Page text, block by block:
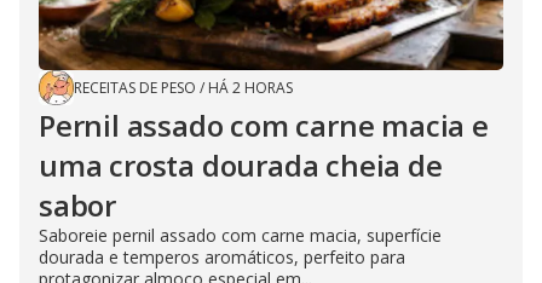
RECEITAS DE PESO / HÁ 2 HORAS
Pernil assado com carne macia e
uma crosta dourada cheia de
sabor
Saboreie pernil assado com carne macia, superfície
dourada e temperos aromáticos, perfeito para